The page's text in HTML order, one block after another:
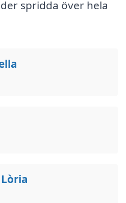
spridda över hela